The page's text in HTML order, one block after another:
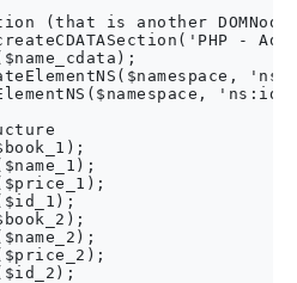
(that is another
-